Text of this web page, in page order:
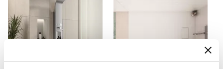
Dimensione Entrata
54 cm